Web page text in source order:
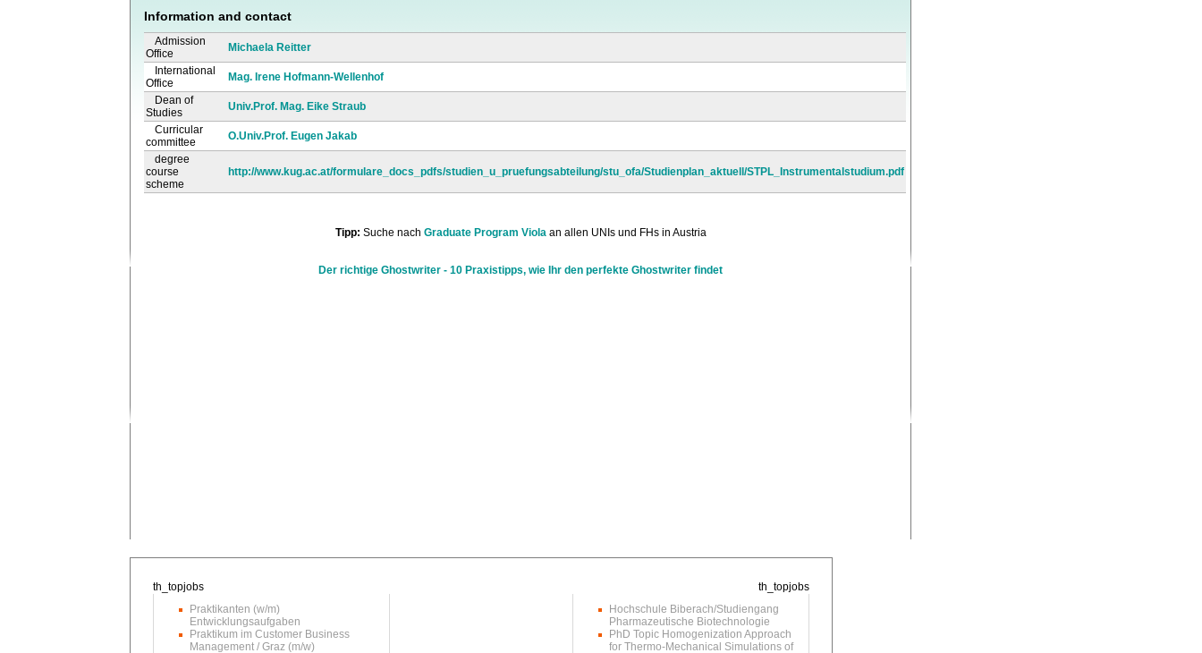
Information and contact
Admission
Office
Michaela Reitter
International
Office
Mag. Irene Hofmann-Wellenhof
Dean of
Studies
Univ.Prof. Mag. Eike Straub
Curricular
committee
O.Univ.Prof. Eugen Jakab
degree
course
scheme
http://www.kug.ac.at/formulare_docs_pdfs/studien_u_pruefungsabteilung/stu_ofa/Studienplan_aktuell/STPL_Instrumentalstudium.pdf
Tipp: Suche nach Graduate Program Violaan allen UNIs und FHs in Austria
Der richtige Ghostwriter - 10 Praxistipps, wie Ihr den perfekte Ghostwriter findet
Praktikanten (w/m)
Entwicklungsaufgaben
Praktikum im Customer Business
Management / Graz (m/w)
Hochschule Biberach/Studiengang
Pharmazeutische Biotechnologie
PhD Topic Homogenization Approach
for Thermo-Mechanical Simulations of